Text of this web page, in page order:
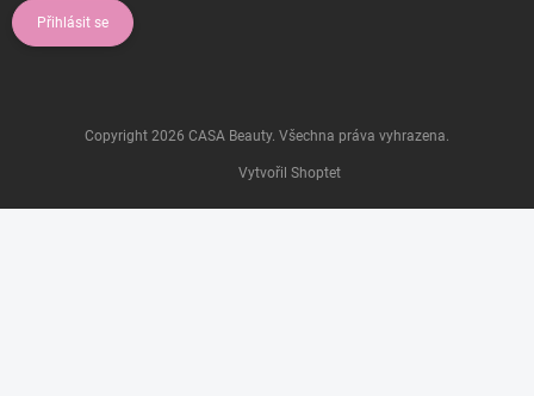
Přihlásit se
Vytvořil Shoptet
Copyright 2026 CASA Beauty. Všechna práva vyhrazena.